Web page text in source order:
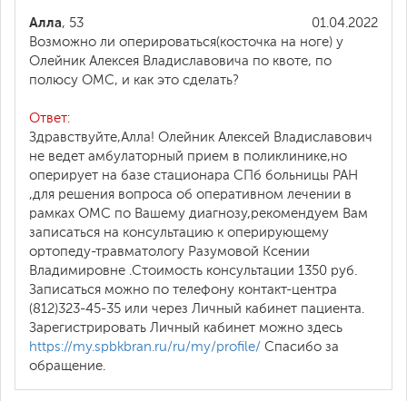
01.04.2022
Алла, 53
Возможно ли оперироваться(косточка на ноге) у
Олейник Алексея Владиславовича по квоте, по
полюсу ОМС, и как это сделать?
Ответ:
Здравствуйте,Алла! Олейник Алексей Владиславович
не ведет амбулаторный прием в поликлинике,но
оперирует на базе стационара СПб больницы РАН
,для решения вопроса об оперативном лечении в
рамках ОМС по Вашему диагнозу,рекомендуем Вам
записаться на консультацию к оперирующему
ортопеду-травматологу Разумовой Ксении
Владимировне .Стоимость консультации 1350 руб.
Записаться можно по телефону контакт-центра
(812)323-45-35 или через Личный кабинет пациента.
Зарегистрировать Личный кабинет можно здесь
https://my.spbkbran.ru/ru/my/profile/ Спасибо за
обращение.